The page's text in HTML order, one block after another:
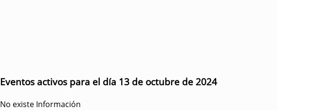
Eventos activos para el día 13 de octubre de 2024
No existe Información